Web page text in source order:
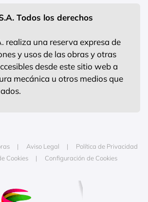
Todos los derechos
realiza una reserva expresa de
y usos de las obras y otras
desde este sitio web a
mecánica u otros medios que
Aviso Legal
Política de Privacidad
Cookies
Configuración de Cookies